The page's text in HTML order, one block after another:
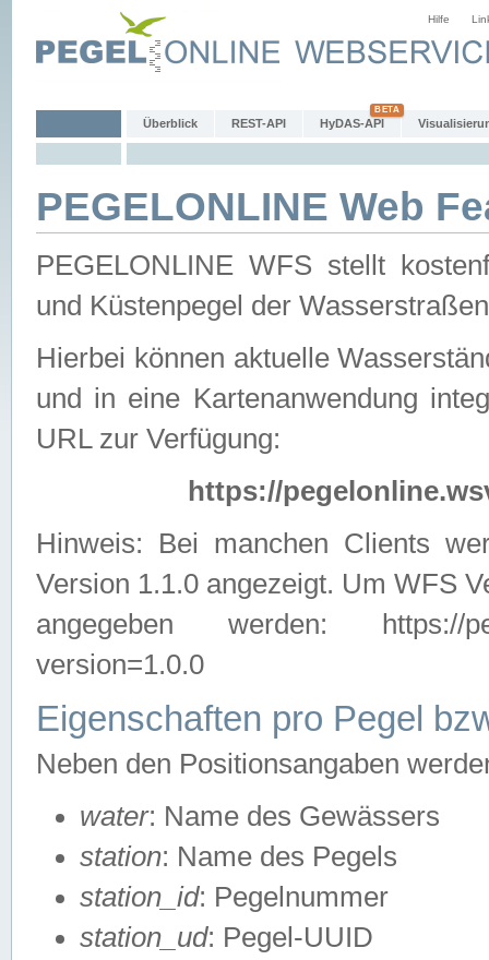
Hilfe
Überblick REST-API HyDAS-API
PEGELONLINE Web
PEGELONLINE WFS stellt
und Küstenpegel der
Hierbei können aktuelle
und in eine Kartenanwendung
URL zur Verfügung:
https://
Hinweis: Bei manchen Clients
Version 1.1.0 angezeigt. Um WFS
angegeben werden: https://
version=1.0.0
Eigenschaften pro Pegel
Neben den Positionsangaben
water: Name des Gewässers
station: Name des Pegels
station_id: Pegelnummer
station_ud: Pegel-UUID